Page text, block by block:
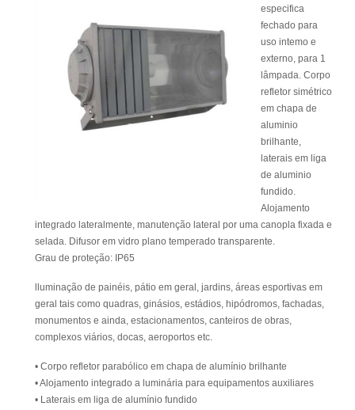
especifica
fechado para
uso intemo e
externo, para 1
lâmpada. Corpo
refletor simétrico
em chapa de
aluminio
brilhante,
laterais em liga
de aluminio
fundido.
Alojamento
integrado lateralmente, manutenção lateral por uma canopla fixada e
selada. Difusor em vidro plano temperado transparente.
Grau de proteção: IP65
lluminação de painéis, pátio em geral, jardins, áreas esportivas em
geral tais como quadras, ginásios, estádios, hipódromos, fachadas,
monumentos e ainda, estacionamentos, canteiros de obras,
complexos viários, docas, aeroportos etc.
• Corpo refletor parabólico em chapa de alumínio brilhante
• Alojamento integrado a luminária para equipamentos auxiliares
• Laterais em liga de alumínio fundido